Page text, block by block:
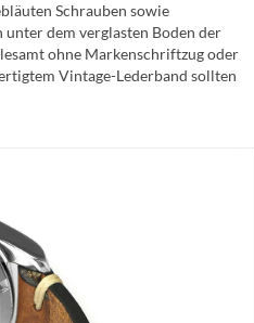
Schrauben sowie
unter dem verglasten Boden der
ohne Markenschriftzug oder
Vintage-Lederband sollten